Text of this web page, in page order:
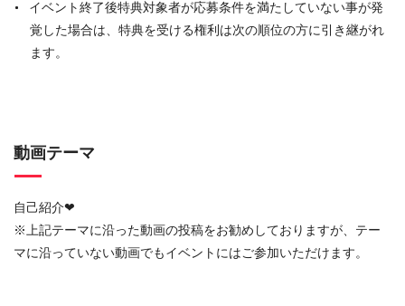
イベント終了後特典対象者が応募条件を満たしていない事が発
覚した場合は、特典を受ける権利は次の順位の方に引き継がれ
ます。
動画テーマ
自己紹介❤︎
※上記テーマに沿った動画の投稿をお勧めしておりますが、テー
マに沿っていない動画でもイベントにはご参加いただけます。